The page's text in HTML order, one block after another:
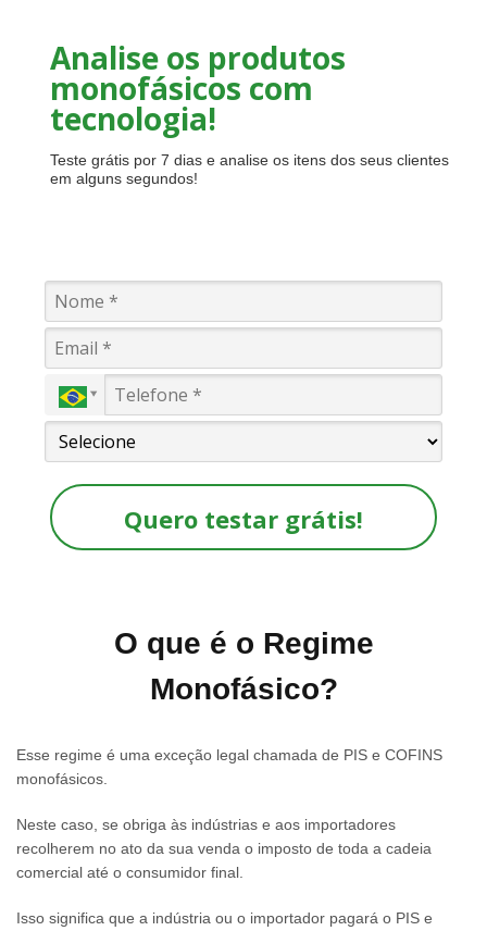
Analise os produtos
monofásicos com
tecnologia!
Teste grátis por 7 dias e analise os itens dos seus clientes
em alguns segundos!
Quero testar grátis!
O que é o Regime
Monofásico?
Esse regime é uma exceção legal chamada de PIS e COFINS
monofásicos.
Neste caso, se obriga às indústrias e aos importadores
recolherem no ato da sua venda o imposto de toda a cadeia
comercial até o consumidor final.
Isso significa que a indústria ou o importador pagará o PIS e